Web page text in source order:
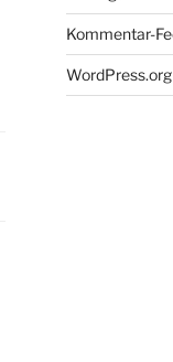
Kommentar-
WordPress.org